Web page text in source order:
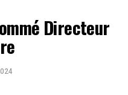
Directeur